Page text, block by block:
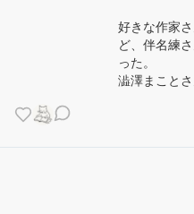
好きな作家
ど、伴名練
った。
澁澤まこと